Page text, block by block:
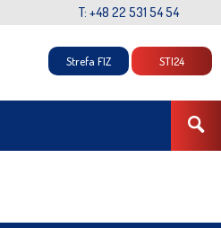
T: +48 22 531 54 54
Strefa FIZ STI24